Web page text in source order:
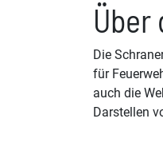
Über
Die
für
auch die
Darstellen